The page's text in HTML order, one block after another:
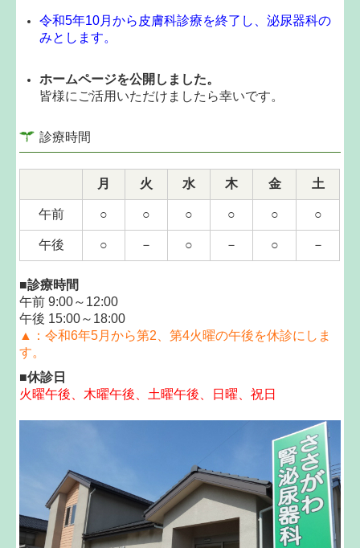
令和5年10月から皮膚科診療を終了し、泌尿器科の
みとします。
ホームページを公開しました。
皆様にご活用いただけましたら幸いです。
診療時間
月 火 水 木 金 土
午前 ○ ○ ○ ○ ○ ○
午後 ○ － ○ － ○ －
■診療時間
午前 9:00～12:00
午後 15:00～18:00
▲：令和6年5月から第2、第4火曜の午後を休診にしま
す。
■休診日
火曜午後
木曜午後、土曜午後、日曜、祝日